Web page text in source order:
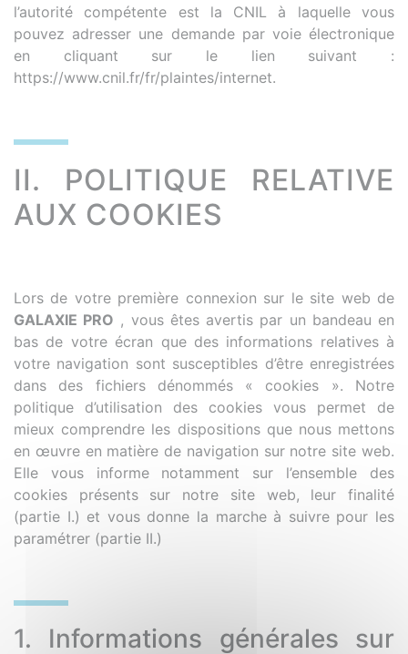
l’autorité compétente est la CNIL à laquelle vous
pouvez adresser une demande par voie électronique
en cliquant sur le lien suivant :
https://www.cnil.fr/fr/plaintes/internet.
II. POLITIQUE RELATIVE
AUX COOKIES
Lors de votre première connexion sur le site web de
GALAXIE PRO , vous êtes avertis par un bandeau en
bas de votre écran que des informations relatives à
votre navigation sont susceptibles d’être enregistrées
dans des fichiers dénommés « cookies ». Notre
politique d’utilisation des cookies vous permet de
mieux comprendre les dispositions que nous mettons
en œuvre en matière de navigation sur notre site web.
Elle vous informe notamment sur l’ensemble des
cookies présents sur notre site web, leur finalité
(partie I.) et vous donne la marche à suivre pour les
paramétrer (partie II.)
1. Informations générales sur